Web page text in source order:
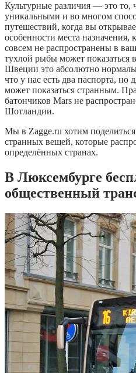
Культурные различия — это то,
уникальными и во многом
путешествий, когда вы
особенности места
совсем не распространены в
тухлой рыбы может показаться
Швеции это абсолютно
что у нас есть два паспорта, но
может показаться странным.
батончиков Mars не
Шотландии.
Мы в Zagge.ru хотим
странных вещей, которые
определённых странах.
В Люксембурге
общественный